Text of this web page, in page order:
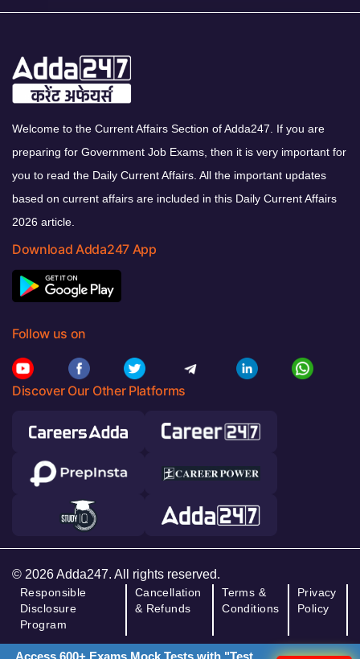
Welcome to the Current Affairs Section of Adda247. If you are
preparing for Government Job Exams, then it is very important for
you to read the Daily Current Affairs. All the important updates
based on current affairs are included in this Daily Current Affairs
2026 article.
Download Adda247 App
Follow us on
Discover Our Other Platforms
© 2026 Adda247. All rights reserved.
Responsible
Disclosure
Program
Cancellation
& Refunds
Terms &
Conditions
Privacy
Policy
Access 600+ Exams Mock Tests with "Test